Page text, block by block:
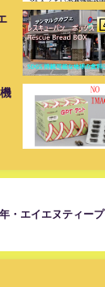
・エイエヌティー